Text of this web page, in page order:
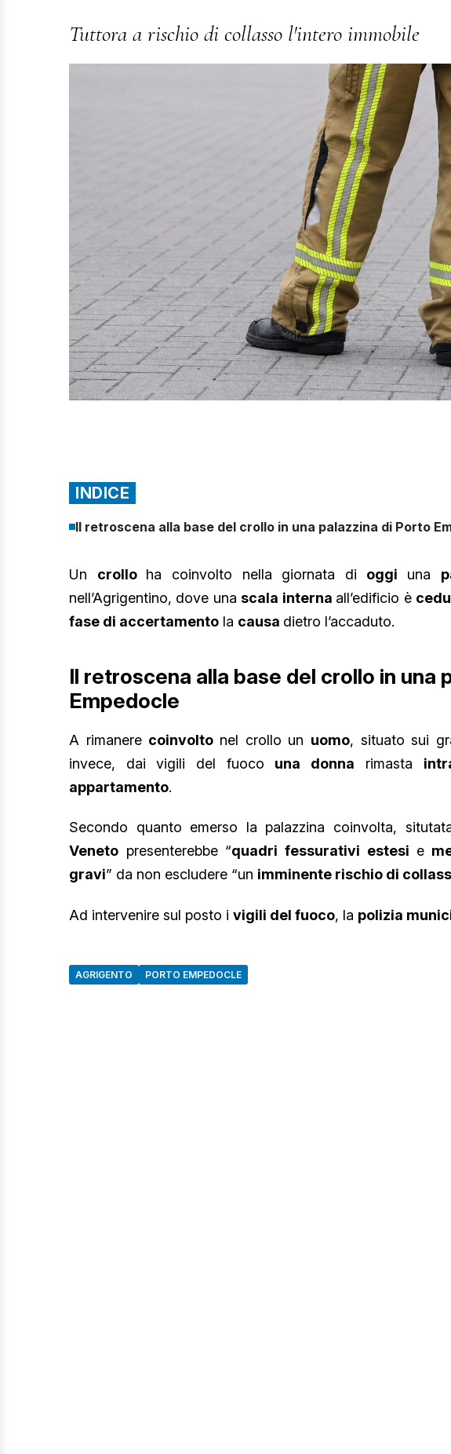
Tuttora a rischio di collasso l'intero immobile
INDICE
Il retroscena alla base del crollo in una palazzina di Porto
Un crollo ha coinvolto nella giornata di oggi una
nell’Agrigentino, dove unascala interna all’edificio è
fase di accertamento la causa dietro l’accaduto.
Il retroscena alla base del crollo in una
Empedocle
A rimanere coinvolto nel crollo un uomo, situato sui
invece, dai vigili del fuoco una donna rimasta
appartamento.
Secondo quanto emerso la palazzina coinvolta,
Veneto presenterebbe “quadri fessurativi estesi e
gravi” da non escludere “un imminente rischio di
Ad intervenire sul posto i vigili del fuoco, la polizia
AGRIGENTO PORTO EMPEDOCLE